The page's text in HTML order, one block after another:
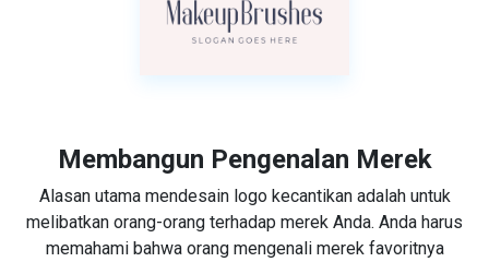
Membangun Pengenalan Merek
Alasan utama mendesain logo kecantikan adalah untuk
melibatkan orang-orang terhadap merek Anda. Anda harus
memahami bahwa orang mengenali merek favoritnya